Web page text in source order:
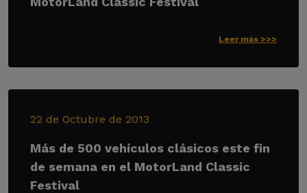
Leer más >>>
22 de Octubre de 2013
Más de 500 vehículos clásicos este fin
de semana en el MotorLand Classic
Festival